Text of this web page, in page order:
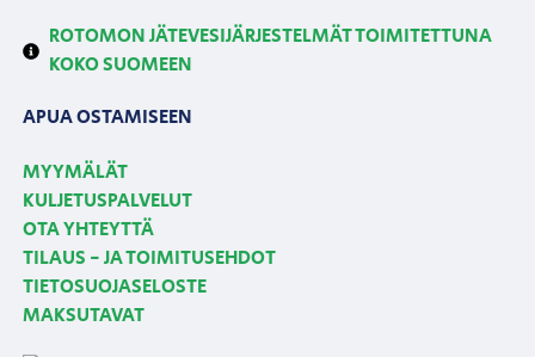
ROTOMON JÄTEVESIJÄRJESTELMÄT TOIMITETTUNA
KOKO SUOMEEN
APUA OSTAMISEEN
MYYMÄLÄT
KULJETUSPALVELUT
OTA YHTEYTTÄ
TILAUS - JA TOIMITUSEHDOT
TIETOSUOJASELOSTE
MAKSUTAVAT